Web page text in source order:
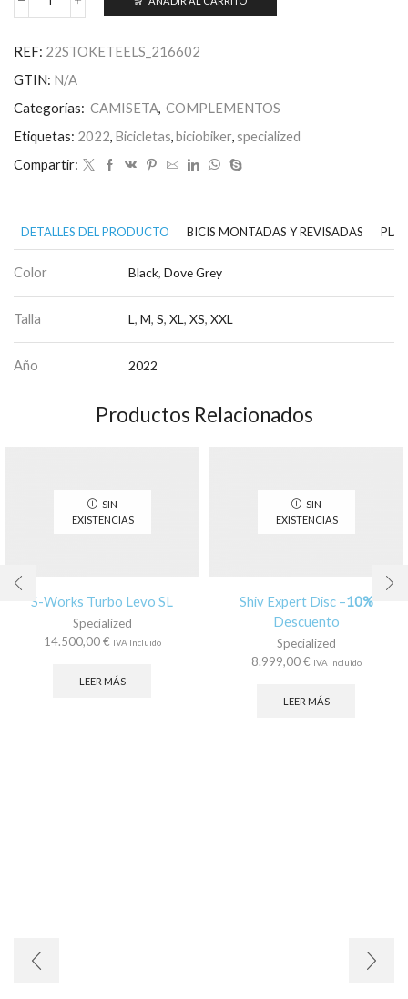
Camiseta
larga
Stoke
cantidad
REF: 22STOKETEELS_216602
GTIN: N/A
Categorías: CAMISETA, COMPLEMENTOS
Etiquetas: 2022, Bicicletas,biciobiker,specialized
Compartir:
DETALLES DEL PRODUCTO BICIS MONTADAS Y REVISADAS
Color Black, Dove Grey
Talla L, M, S, XL, XS, XXL
Año 2022
Productos Relacionados
SIN
EXISTENCIAS
S-Works Turbo Levo SL
Specialized
14.500,00€ IVA Incluido
LEER MÁS
SIN
EXISTENCIAS
Shiv Expert Disc –10%
Descuento
Specialized
8.999,00€ IVA Incluido
LEER MÁS